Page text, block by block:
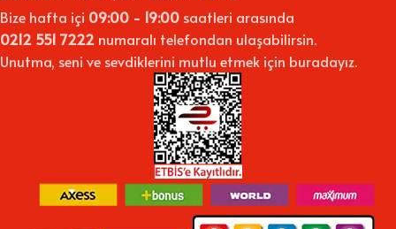
Bize hafta içi 09:00 - 19:00 saatleri arasında
0212 551 7222 numaralı telefondan ulaşabilirsin.
Unutma, seni ve sevdiklerini mutlu etmek için buradayız.